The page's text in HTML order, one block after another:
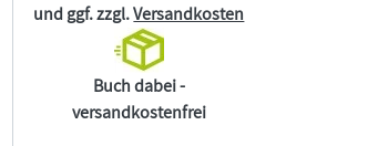
und ggf. zzgl.Versandkosten
Buch dabei -
versandkostenfrei